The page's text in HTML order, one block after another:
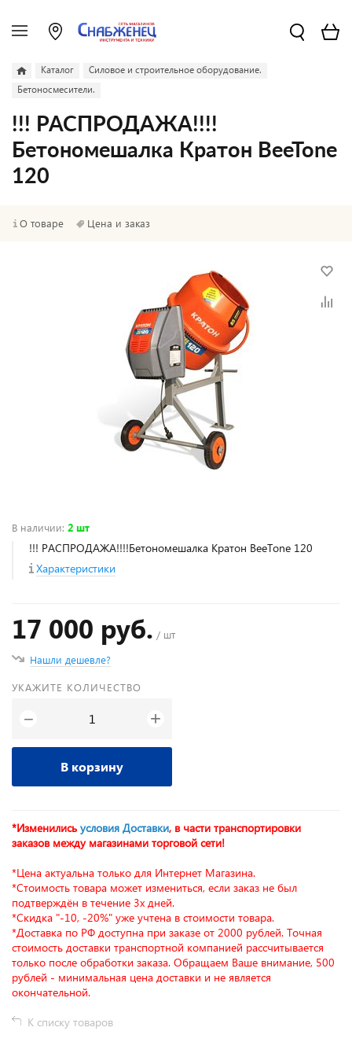
Каталог
Силовое и строительное оборудование.
Бетоносмесители.
!!! РАСПРОДАЖА!!!!
Бетономешалка Кратон BeeTone
120
О товаре Цена и заказ
В наличии: 2 шт
!!! РАСПРОДАЖА!!!!Бетономешалка Кратон BeeTone 120
Характеристики
17 000 руб. / шт
Нашли дешевле?
УКАЖИТЕ КОЛИЧЕСТВО
− +
В корзину
*Изменились условия Доставки, в части транспортировки
заказов между магазинами торговой сети!
*Цена актуальна только для Интернет Магазина.
*Стоимость товара может измениться, если заказ не был
подтверждён в течение 3х дней.
*Скидка "-10, -20%" уже учтена в стоимости товара.
*Доставка по РФ доступна при заказе от 2000 рублей. Точная
стоимость доставки транспортной компанией рассчитывается
только после обработки заказа. Обращаем Ваше внимание, 500
рублей - минимальная цена доставки и не является
окончательной.
К списку товаров